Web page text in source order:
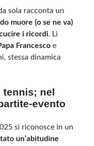
sola racconta un
muore (o se ne va)
i ricordi. Lì
Francesco e
stessa dinamica
tennis; nel
evento
si riconosce in un
un’abitudine